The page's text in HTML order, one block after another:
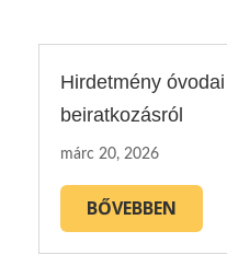
Hirdetmény óvodai
beiratkozásról
márc 20, 2026
BŐVEBBEN